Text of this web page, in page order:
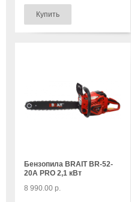
Бензопила BRAIT BR-52-
20A PRO 2,1 кВт
8 990.00 р.